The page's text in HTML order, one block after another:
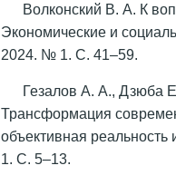
Волконский В. А. К
Экономические и
2024. № 1. С. 41–59.
Гезалов А. А., Дзюба
Трансформация
объективная
1. С. 5–13.